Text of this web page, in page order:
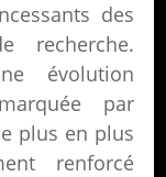
des
recherche.
évolution
par
plus en plus
renforcé